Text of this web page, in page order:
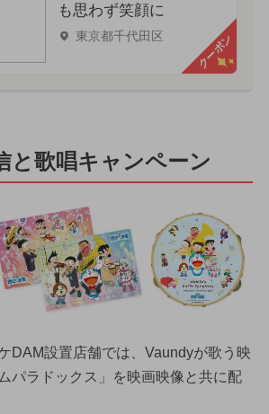
も思わず笑顔に
東京都千代田区 クーポン
と歌唱キャンペーン
DAM設置店舗では、Vaundyが歌う映
パラドックス」を映画映像と共に配